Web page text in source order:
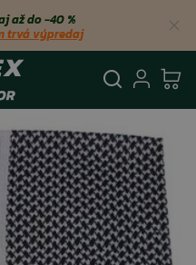
až do −40 %
trvá výpredaj